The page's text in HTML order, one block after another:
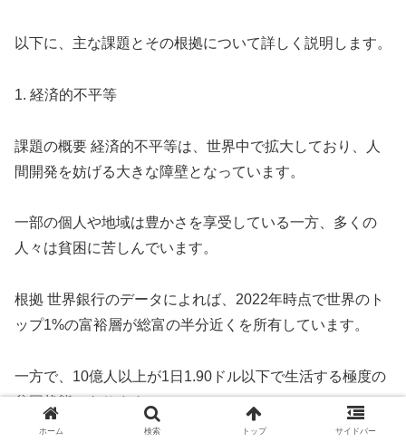
以下に、主な課題とその根拠について詳しく説明します。
1. 経済的不平等
課題の概要 経済的不平等は、世界中で拡大しており、人
間開発を妨げる大きな障壁となっています。
一部の個人や地域は豊かさを享受している一方、多くの
人々は貧困に苦しんでいます。
根拠 世界銀行のデータによれば、2022年時点で世界のト
ップ1%の富裕層が総富の半分近くを所有しています。
一方で、10億人以上が1日1.90ドル以下で生活する極度の
貧困状態にあります。
ホーム 検索 トップ サイドバー